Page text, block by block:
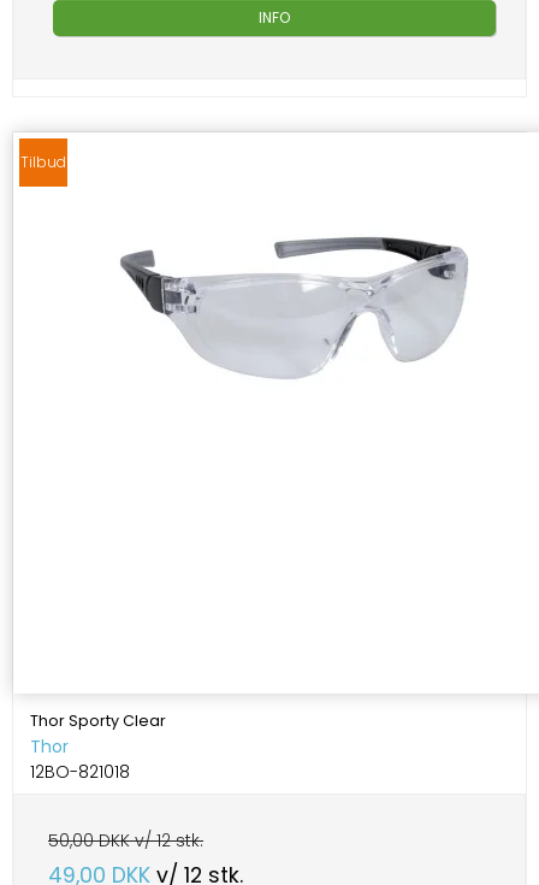
INFO
Tilbud
Thor Sporty Clear
Thor
12BO-821018
50,00 DKK v/ 12 stk.
49,00 DKK v/ 12 stk.